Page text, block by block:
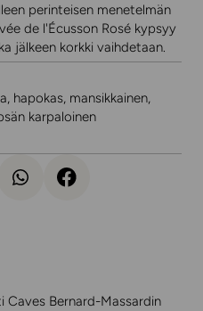
perinteisen menetelmän
de l'Écusson Rosé kypsyy
jälkeen korkki vaihdetaan.
hapokas, mansikkainen,
karpaloinen
Caves Bernard-Massardin